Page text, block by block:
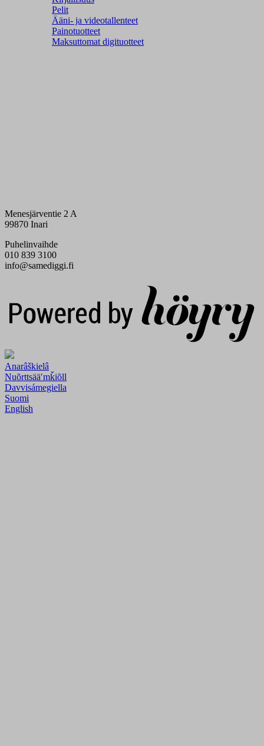
Pelit
Ääni- ja videotallenteet
Painotuotteet
Maksuttomat digituotteet
Menesjärventie 2 A
99870 Inari
Puhelinvaihde
010 839 3100
info@samediggi.fi
Anarâškielâ
Nuõrttsääʹmǩiõll
Davvisámegiella
Suomi
English